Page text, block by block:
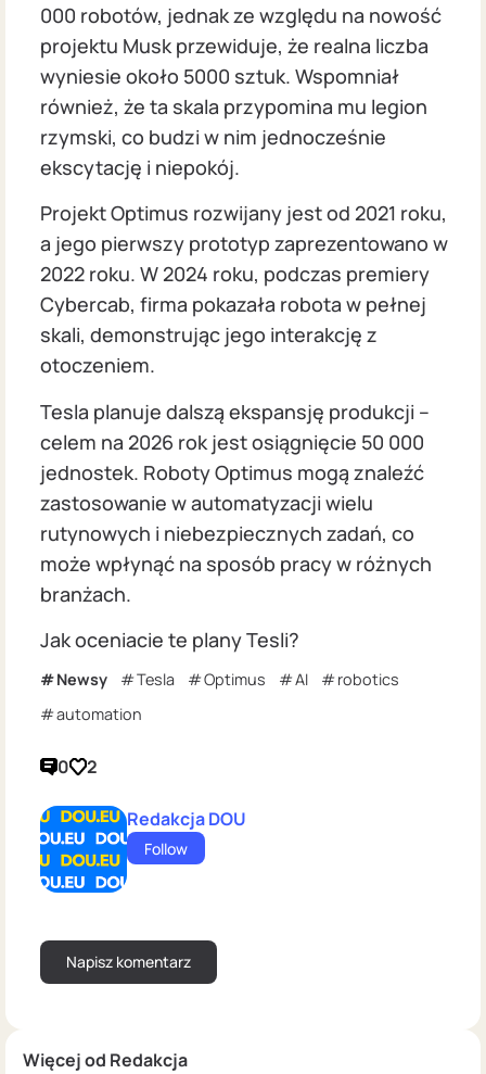
Więcej od Redakcja
000 robotów, jednak ze względu na nowość
projektu Musk przewiduje, że realna liczba
wyniesie około 5000 sztuk. Wspomniał
również, że ta skala przypomina mu legion
rzymski, co budzi w nim jednocześnie
ekscytację i niepokój.
Projekt Optimus rozwijany jest od 2021 roku,
a jego pierwszy prototyp zaprezentowano w
2022 roku. W 2024 roku, podczas premiery
Cybercab, firma pokazała robota w pełnej
skali, demonstrując jego interakcję z
otoczeniem.
Tesla planuje dalszą ekspansję produkcji –
celem na 2026 rok jest osiągnięcie 50 000
jednostek. Roboty Optimus mogą znaleźć
zastosowanie w automatyzacji wielu
rutynowych i niebezpiecznych zadań, co
może wpłynąć na sposób pracy w różnych
branżach.
Jak oceniacie te plany Tesli?
Newsy Tesla Optimus AI
robotics
automation
0 2
Redakcja DOU
Follow